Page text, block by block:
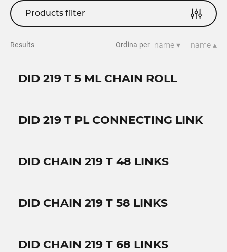
Products filter
Results Ordina per name ▾ name ▴
DID 219 T 5 ML CHAIN ROLL
DID 219 T PL CONNECTING LINK
DID CHAIN 219 T 48 LINKS
DID CHAIN 219 T 58 LINKS
DID CHAIN 219 T 68 LINKS